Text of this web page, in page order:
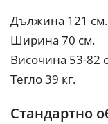
Дължина 121 см.
Ширина 70 см.
Височина 53-82
Тегло 39 кг.
Стандартно